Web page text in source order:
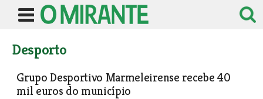
Desporto
Grupo Desportivo Marmeleirense recebe 40
mil euros do município